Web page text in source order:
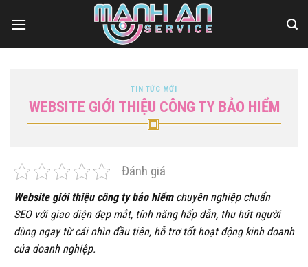
qua
TIN TỨC MỚI
WEBSITE GIỚI THIỆU CÔNG TY BẢO HIỂM
Đánh giá
Website giới thiệu công ty bảo hiểm chuyên nghiệp chuẩn
SEO với giao diện đẹp mắt, tính năng hấp dẫn, thu hút người
dùng ngay từ cái nhìn đầu tiên, hỗ trơ tốt hoạt động kinh doanh
của doanh nghiệp.